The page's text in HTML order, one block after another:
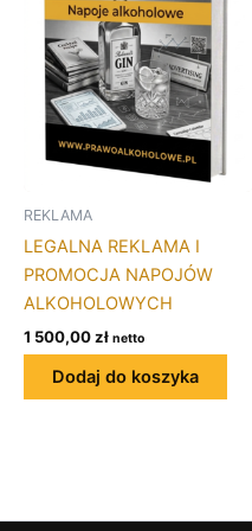
REKLAMA
LEGALNA REKLAMA I
PROMOCJA NAPOJÓW
ALKOHOLOWYCH
1 500,00zł netto
Dodaj do koszyka